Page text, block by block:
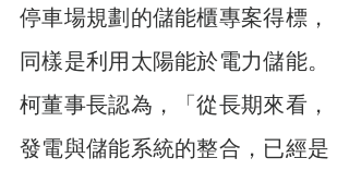
停車場規劃的儲能櫃專案得標，
同樣是利用太陽能於電力儲能。
柯董事長認為，「從長期來看，
發電與儲能系統的整合，已經是